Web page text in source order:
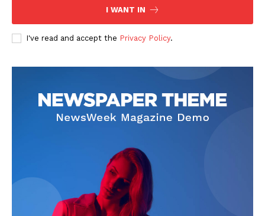
Kontakt
Impressum
I WANT IN
I've read and accept the Privacy Policy.